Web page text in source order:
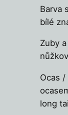
Barva
bílé
Zuby
Ocas
long